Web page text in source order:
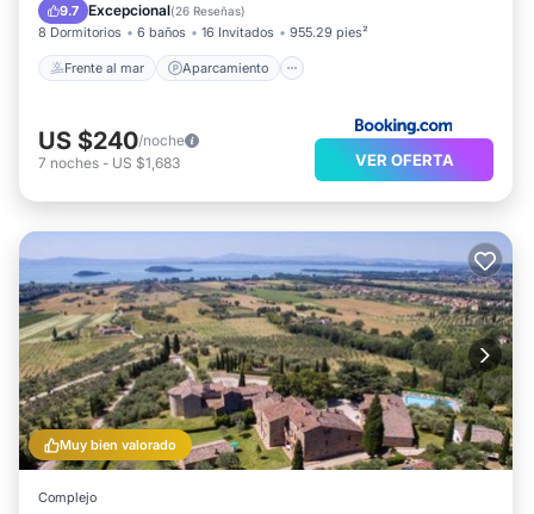
9.7 Excepcional(26 Reseñas)
8 Dormitorios 6 baños 16 Invitados 955.29 pies²
Frente al mar Aparcamiento
Vista al mar
US $240/noche
7 noches - US $1,683 VER OFERTA
Muy bien valorado
Complejo